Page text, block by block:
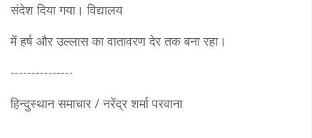
संदेश दिया गया। विद्यालय
में हर्ष और उल्लास का वातावरण देर तक बना रहा।
---------------
हिन्दुस्थान समाचार / नरेंद्र शर्मा परवाना